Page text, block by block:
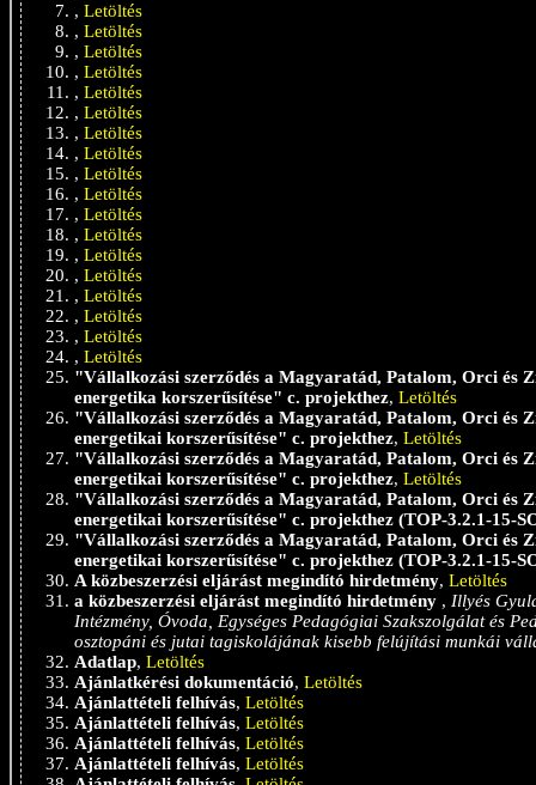
, Letöltés
, Letöltés
, Letöltés
, Letöltés
, Letöltés
, Letöltés
, Letöltés
, Letöltés
, Letöltés
, Letöltés
, Letöltés
, Letöltés
, Letöltés
, Letöltés
, Letöltés
, Letöltés
, Letöltés
, Letöltés
"Vállalkozási szerződés a Magyaratád, Patalom, Orci és
energetika korszerűsítése" c. projekthez, Letöltés
"Vállalkozási szerződés a Magyaratád, Patalom, Orci és
energetikai korszerűsítése" c. projekthez, Letöltés
"Vállalkozási szerződés a Magyaratád, Patalom, Orci és
energetikai korszerűsítése" c. projekthez, Letöltés
"Vállalkozási szerződés a Magyaratád, Patalom, Orci és
energetikai korszerűsítése" c. projekthez (TOP-3.2.1-15-
"Vállalkozási szerződés a Magyaratád, Patalom, Orci és
energetikai korszerűsítése" c. projekthez (TOP-3.2.1-15-
A közbeszerzési eljárást megindító hirdetmény, Letöltés
a közbeszerzési eljárást megindító hirdetmény , Illyés
Intézmény, Óvoda, Egységes Pedagógiai Szakszolgálat és
osztopáni és jutai tagiskolájának kisebb felújítási munkái
Adatlap, Letöltés
Ajánlatkérési dokumentáció, Letöltés
Ajánlattételi felhívás, Letöltés
Ajánlattételi felhívás, Letöltés
Ajánlattételi felhívás, Letöltés
Ajánlattételi felhívás, Letöltés